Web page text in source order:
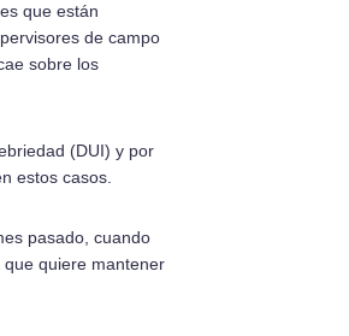
que están
de campo
sobre los
(DUI) y por
estos casos.
pasado, cuando
quiere mantener